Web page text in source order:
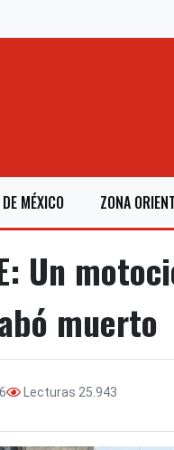
MÉXICO ZONA
Un
muerto
Lecturas 25.943